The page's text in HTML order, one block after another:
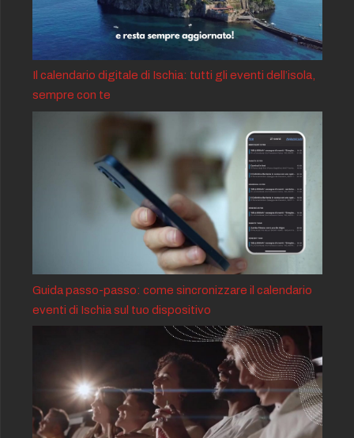
Il calendario digitale di Ischia: tutti gli eventi dell’isola,
sempre con te
Guida passo-passo: come sincronizzare il calendario
eventi di Ischia sul tuo dispositivo